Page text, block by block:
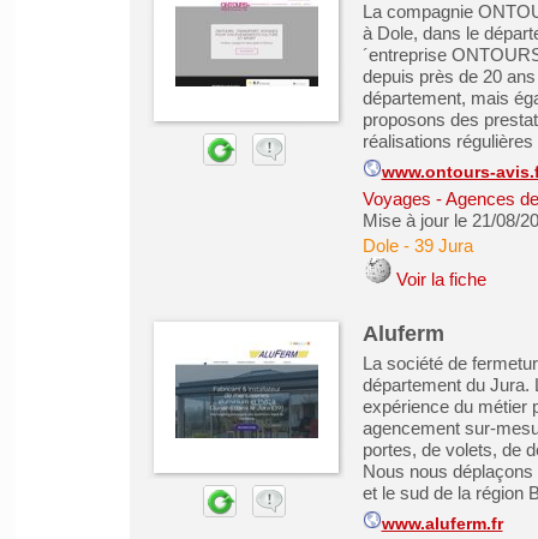
La compagnie
à Dole, dans le
´entreprise
depuis près de 20
département, mais
proposons des
réalisations
www.ontours-
Voyages - Agences
Mise à jour le 21/08/
Dole- 39 Jura
Voir la fiche
Aluferm
La société de
département du Jura.
expérience du métier
agencement sur-
portes, de volets, de
Nous nous
et le sud de la région
www.aluferm.fr